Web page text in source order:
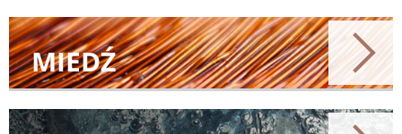
MIEDŹ